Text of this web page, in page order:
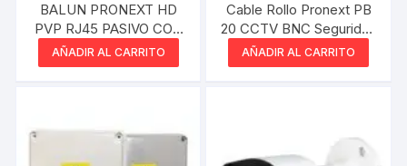
BALUN PRONEXT HD
PVP RJ45 PASIVO CON
ALIMENTACION UTP
AÑADIR AL CARRITO
Cable Rollo Pronext PB
20 CCTV BNC Seguridad
20 mts
AÑADIR AL CARRITO